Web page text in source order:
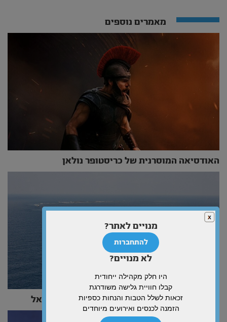
מאמרים נוספים
האודסיאה המוסרנית של כריסטופר נולאן
הים אינו גבול – הוא העומק האסטרטגי של ישראל
מנויים לאתר?
להתחברות
לא מנויים?
היו חלק מקהילה ייחודית
קבלו חוויית גלישה משודרגת
זכאות לשלל הטבות והנחות כספיות
הזמנה לכנסים ואירועים מיוחדים